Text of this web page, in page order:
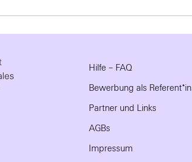
Hilfe – FAQ
Bewerbung als Referent*in
Partner und Links
AGBs
Impressum